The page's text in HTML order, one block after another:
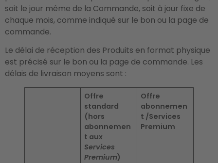
soit le jour même de la Commande, soit à jour fixe de
chaque mois, comme indiqué sur le bon ou la page de
commande.
Le délai de réception des Produits en format physique
est précisé sur le bon ou la page de commande. Les
délais de livraison moyens sont :
Offre
standard
(hors
abonnemen
t aux
Services
Premium)
Offre
abonnemen
t /Services
Premium